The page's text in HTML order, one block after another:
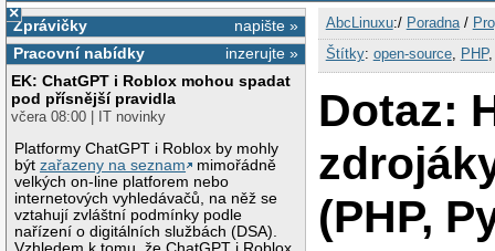
×
napište »
Zprávičky
inzerujte »
Pracovní nabídky
EK: ChatGPT i Roblox mohou spadat
pod přísnější pravidla
včera 08:00 | IT novinky
Platformy ChatGPT i Roblox by mohly
býtzařazeny na seznam
mimořádně
velkých on-line platforem nebo
internetových vyhledávačů, na něž se
vztahují zvláštní podmínky podle
nařízení o digitálních službách (DSA).
AbcLinuxu:/ Poradna/
Štítky: open-source, PHP
Dotaz:
(PHP,